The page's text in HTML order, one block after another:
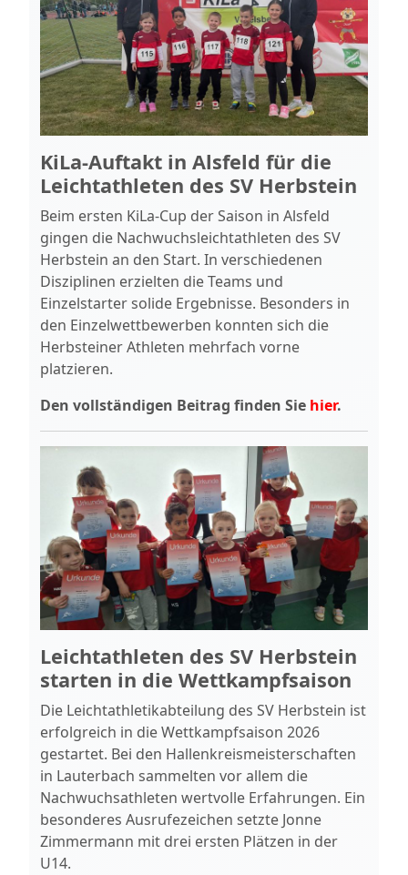
KiLa-Auftakt in Alsfeld für die
Leichtathleten des SV Herbstein
Beim ersten KiLa-Cup der Saison in Alsfeld
gingen die Nachwuchsleichtathleten des SV
Herbstein an den Start. In verschiedenen
Disziplinen erzielten die Teams und
Einzelstarter solide Ergebnisse. Besonders in
den Einzelwettbewerben konnten sich die
Herbsteiner Athleten mehrfach vorne
platzieren.
Den vollständigen Beitrag finden Sie hier.
Leichtathleten des SV Herbstein
starten in die Wettkampfsaison
Die Leichtathletikabteilung des SV Herbstein ist
erfolgreich in die Wettkampfsaison 2026
gestartet. Bei den Hallenkreismeisterschaften
in Lauterbach sammelten vor allem die
Nachwuchsathleten wertvolle Erfahrungen. Ein
besonderes Ausrufezeichen setzte Jonne
Zimmermann mit drei ersten Plätzen in der
U14.